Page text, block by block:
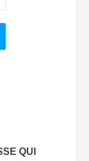
QUI